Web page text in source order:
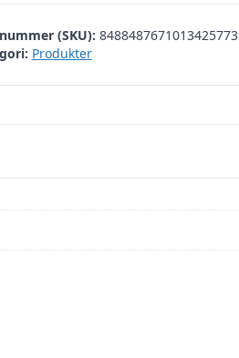
(SKU): 8488487671013425773
Produkter